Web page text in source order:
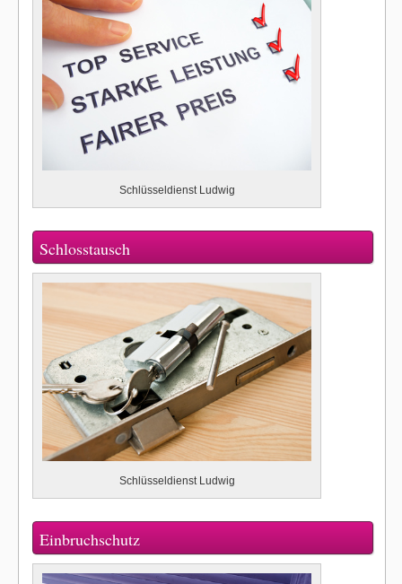
Schlüsseldienst Ludwig
Schlosstausch
Schlüsseldienst Ludwig
Einbruchschutz